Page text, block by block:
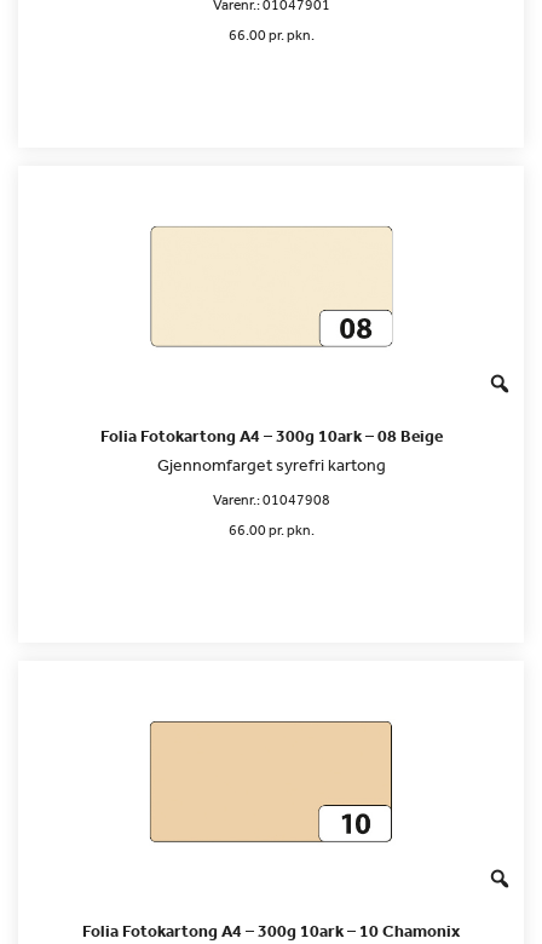
Varenr.:01047901
66.00 pr. pkn.
Folia Fotokartong A4 – 300g 10ark – 08 Beige
Gjennomfarget syrefri kartong
Varenr.:01047908
66.00 pr. pkn.
Folia Fotokartong A4 – 300g 10ark – 10 Chamonix